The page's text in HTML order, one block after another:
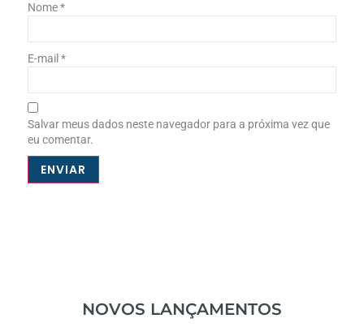
Nome*
E-mail *
Salvar meus dados neste navegador para a próxima vez que
eu comentar.
NOVOS LANÇAMENTOS